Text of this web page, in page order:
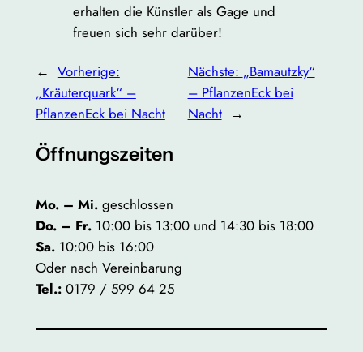
erhalten die Künstler als Gage und
freuen sich sehr darüber!
← Vorherige:
„Kräuterquark“ –
PflanzenEck bei Nacht
Nächste: „Bamautzky“
– PflanzenEck bei
Nacht →
Öffnungszeiten
Mo. – Mi.geschlossen
Do. – Fr. 10:00 bis 13:00 und 14:30 bis 18:00
Sa.10:00 bis 16:00
Oder nach Vereinbarung
Tel.:0179 / 599 64 25